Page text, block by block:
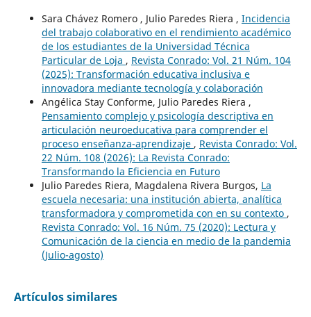
Sara Chávez Romero , Julio Paredes Riera , Incidencia
del trabajo colaborativo en el rendimiento académico
de los estudiantes de la Universidad Técnica
Particular de Loja , Revista Conrado: Vol. 21 Núm. 104
(2025): Transformación educativa inclusiva e
innovadora mediante tecnología y colaboración
Angélica Stay Conforme, Julio Paredes Riera ,
Pensamiento complejo y psicología descriptiva en
articulación neuroeducativa para comprender el
proceso enseñanza-aprendizaje , Revista Conrado: Vol.
22 Núm. 108 (2026): La Revista Conrado:
Transformando la Eficiencia en Futuro
Julio Paredes Riera, Magdalena Rivera Burgos, La
escuela necesaria: una institución abierta, analítica
transformadora y comprometida con en su contexto ,
Revista Conrado: Vol. 16 Núm. 75 (2020): Lectura y
Comunicación de la ciencia en medio de la pandemia
(Julio-agosto)
Artículos similares